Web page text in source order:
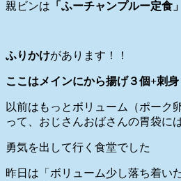
親ビンは 「ふーチャンプルー定食」
ふりかけがあります！！
ここはメインにから揚げ３個+刺
以前はもっとボリューム（ポーク
って、おじさんおばさんの胃袋に
勇気を出して行く食堂でした
昨日は「ボリューム少し落ち着い